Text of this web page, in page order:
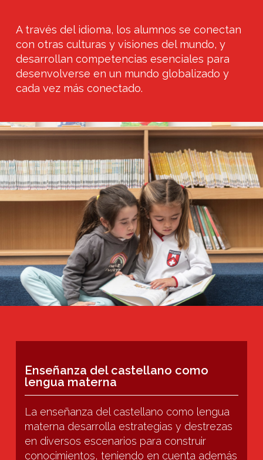
A través del idioma, los alumnos se conectan
con otras culturas y visiones del mundo, y
desarrollan competencias esenciales para
desenvolverse en un mundo globalizado y
cada vez más conectado.
Enseñanza de idiomas extranjeros
como segunda lengua
El alemán es una lengua de enseñanza en
todos los niveles y el inglés que se imparte
desde 1 grado de primaria también en el PD.
En secundaria, el chino mandarín se imparte